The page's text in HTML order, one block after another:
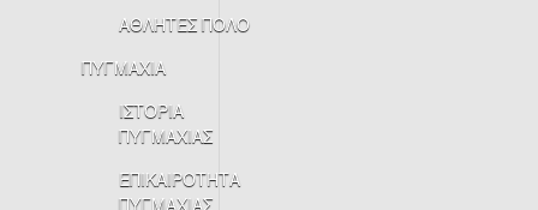
ΑΘΛΗΤΕΣ ΠΟΛΟ
ΠΥΓΜΑΧΙΑ
ΙΣΤΟΡΙΑ
ΠΥΓΜΑΧΙΑΣ
ΕΠΙΚΑΙΡΟΤΗΤΑ
ΠΥΓΜΑΧΙΑΣ